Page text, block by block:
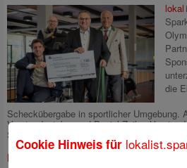
lokal
die
Scheckübergabe in sportlicher Umgebung.
Vorstandsstabs, und Daniel Zeiler,
Sparkasse, überreichen den Scheck
Mehr lesen
Cookie Hinweis für